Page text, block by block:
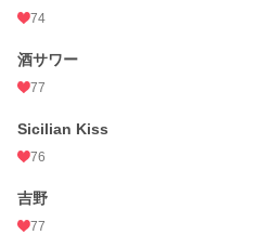
74
酒サワー
77
Sicilian Kiss
76
吉野
77